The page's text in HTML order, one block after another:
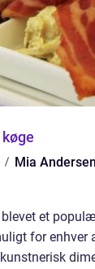
Mia Andersen
blevet et
for enhver